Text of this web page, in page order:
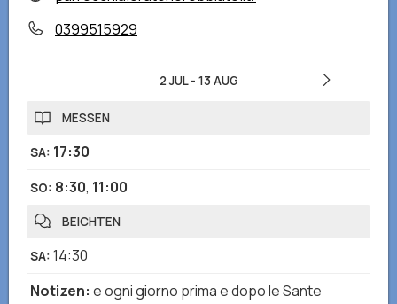
0399515929
2 JUL- 13 AUG
MESSEN
SA: 17:30
SO: 8:30, 11:00
BEICHTEN
SA: 14:30
Notizen: e ogni giorno prima e dopo le Sante